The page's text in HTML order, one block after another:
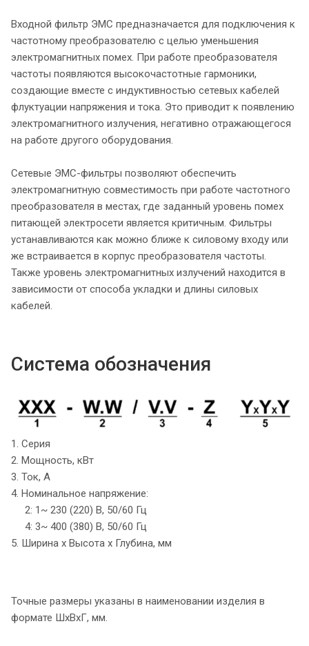
Входной фильтр ЭМС предназначается для подключения к
частотному преобразователю с целью уменьшения
электромагнитных помех. При работе преобразователя
частоты появляются высокочастотные гармоники,
создающие вместе с индуктивностью сетевых кабелей
флуктуации напряжения и тока. Это приводит к появлению
электромагнитного излучения, негативно отражающегося
на работе другого оборудования.
Сетевые ЭМС-фильтры позволяют обеспечить
электромагнитную совместимость при работе частотного
преобразователя в местах, где заданный уровень помех
питающей электросети является критичным. Фильтры
устанавливаются как можно ближе к силовому входу или
же встраивается в корпус преобразователя частоты.
Также уровень электромагнитных излучений находится в
зависимости от способа укладки и длины силовых
кабелей.
Система обозначения
1. Серия
2. Мощность, кВт
3. Ток, А
4. Номинальное напряжение:
2: 1~ 230 (220) B, 50/60 Гц
4: 3~ 400 (380) B, 50/60 Гц
5. Ширина х Высота х Глубина, мм
Точные размеры указаны в наименовании изделия в
формате ШхВхГ, мм.